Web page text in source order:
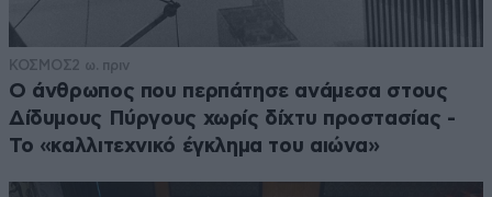
ΚΟΣΜΟΣ2 ω. πριν
Ο άνθρωπος που περπάτησε ανάμεσα στους
Δίδυμους Πύργους χωρίς δίχτυ προστασίας -
Το «καλλιτεχνικό έγκλημα του αιώνα»